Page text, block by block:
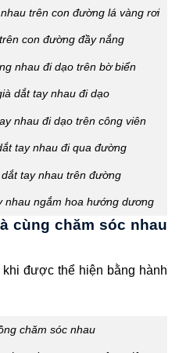
trên con đường lá vàng rơi
con đường đầy nắng
nhau đi dạo trên bờ biển
dắt tay nhau đi dạo
nhau đi dạo trên công viên
tay nhau đi qua đường
tay nhau trên đường
nhau ngắm hoa hướng dương
cùng chăm sóc nhau
được thể hiện bằng hành
chăm sóc nhau